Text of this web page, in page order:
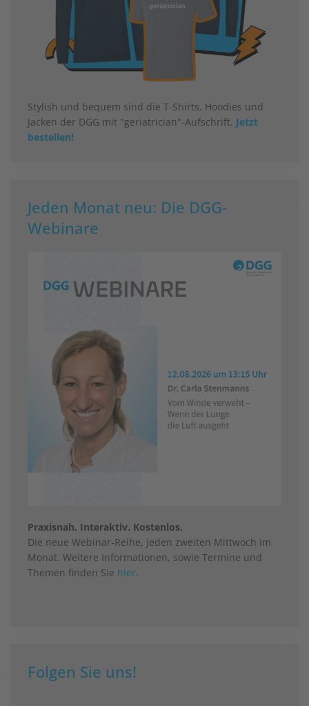
Stylish und bequem sind die T-Shirts, Hoodies und
Jacken der DGG mit "geriatrician"-Aufschrift. Jetzt
bestellen!
Jeden Monat neu: Die DGG-
Webinare
Praxisnah. Interaktiv. Kostenlos.
Die neue Webinar-Reihe, jeden zweiten Mittwoch im
Monat. Weitere Informationen, sowie Termine und
Themen finden Sie hier.
Folgen Sie uns!